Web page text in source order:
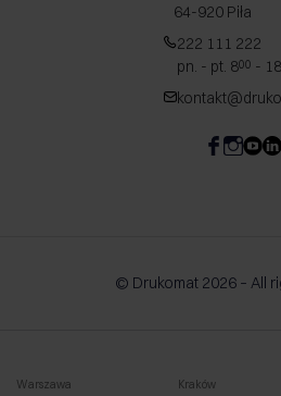
64-920 Piła
222 111 222
pn. - pt. 800 - 18
© Drukomat 2026 – All
Warszawa Kraków